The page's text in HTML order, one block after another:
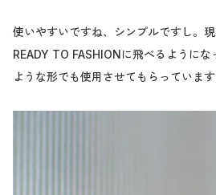
使いやすいですね、シンプルですし。
READY TO FASHIONに飛べるように
ような形でも使用させてもらっています